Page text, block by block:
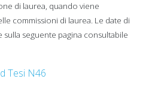
di laurea, quando viene
commissioni di laurea. Le date di
seguente pagina consultabile
Tesi N46